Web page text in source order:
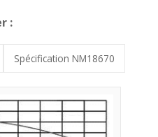
:
Spécification NM18670